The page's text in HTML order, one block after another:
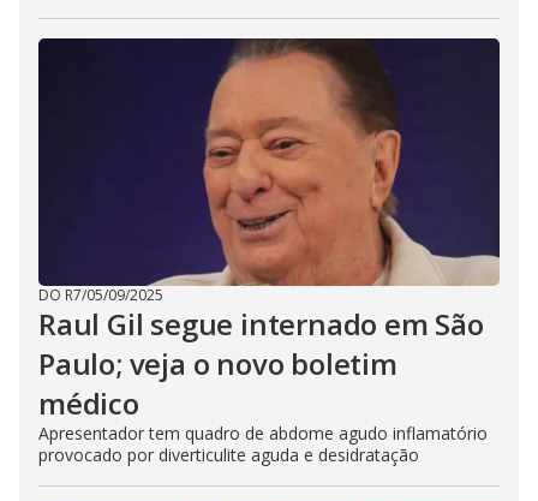
DO R7/05/09/2025
Raul Gil segue internado em São
Paulo; veja o novo boletim
médico
Apresentador tem quadro de abdome agudo inflamatório
provocado por diverticulite aguda e desidratação